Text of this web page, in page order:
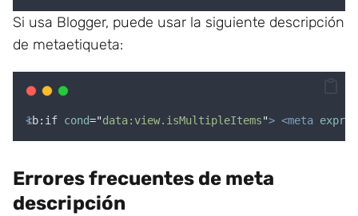
Si usa Blogger, puede usar la siguiente descripción
de metaetiqueta:
<b:if cond="data:view.isMultipleItems"> <meta
Errores frecuentes de meta
descripción